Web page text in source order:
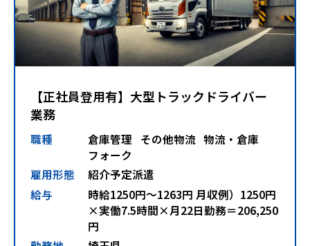
【正社員登用有】大型トラックドライバー
業務
職種 倉庫管理 その他物流 物流・倉庫
フォーク
雇用形態
紹介予定派遣
給与
時給1250円～1263円 月収例）1250円
×実働7.5時間×月22日勤務＝206,250
円